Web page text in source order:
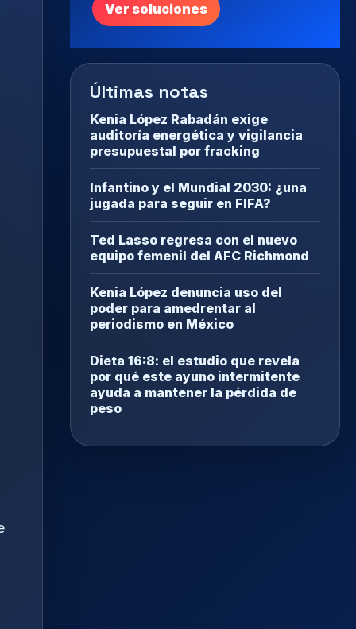
Ver soluciones
Últimas notas
Kenia López Rabadán exige
auditoría energética y vigilancia
presupuestal por fracking
Infantino y el Mundial 2030: ¿una
jugada para seguir en FIFA?
Ted Lasso regresa con el nuevo
equipo femenil del AFC Richmond
Kenia López denuncia uso del
poder para amedrentar al
periodismo en México
Dieta 16:8: el estudio que revela
por qué este ayuno intermitente
ayuda a mantener la pérdida de
peso